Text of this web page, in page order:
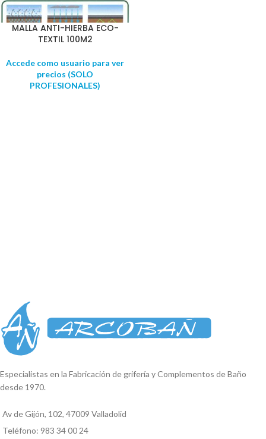
MALLA ANTI-HIERBA ECO-
TEXTIL 100M2
Accede como usuario para ver
precios (SOLO
PROFESIONALES)
Especialistas en la Fabricación de grifería y Complementos de Baño
desde 1970.
Av de Gijón, 102, 47009 Valladolid
Teléfono: 983 34 00 24